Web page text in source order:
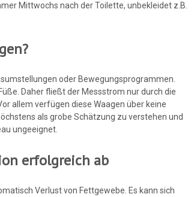
Mittwochs nach der Toilette, unbekleidet z.B.
oder Bewegungsprogrammen.
Daher fließt der Messstrom nur durch die
allem verfügen diese Waagen über keine
als grobe Schätzung zu verstehen und
ungeeignet.
erfolgreich ab
Verlust von Fettgewebe. Es kann sich